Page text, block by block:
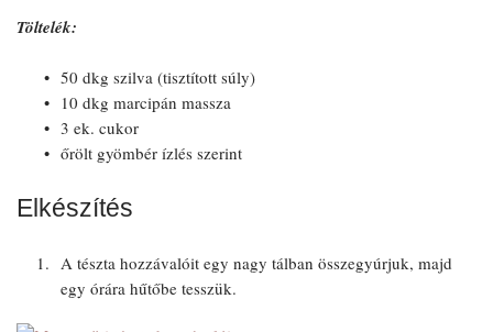
Töltelék:
50 dkg szilva (tisztított súly)
10 dkg marcipán massza
3 ek. cukor
őrölt gyömbér ízlés szerint
Elkészítés
A tészta hozzávalóit egy nagy tálban összegyúrjuk, majd
egy órára hűtőbe tesszük.